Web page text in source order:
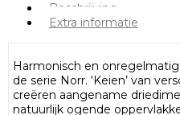
Beschrijving
Extra informatie
Harmonisch en
de serie Norr. ‘Keien’ van
creëren aangename
natuurlijk ogende